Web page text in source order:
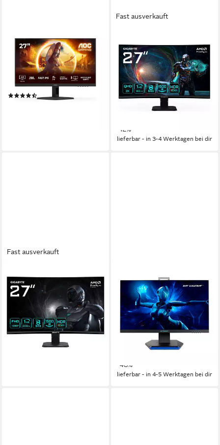
27G4HRE Gaming-Monitor
68,6 cm/ 27 Zoll Diagonale
1920 x 1080 px, Full HD Auflösung
0,5 ms Reaktionszeit
Produktdatenblatt
(3)
Fast ausverkauft
GS27QCA Curved-Gaming-
LED-Monitor
68,5 cm/ 27 Zoll
Diagonale
2560 x 1440 px, Quad HD
Auflösung
1 ms Reaktionszeit
Produktdatenblatt
UVP169,00 €
-12%
lieferbar - in 3-4 Werktagen bei dir
Fast ausverkauft
GS27FCA Curved-Gaming-
Monitor
68,6 cm/ 27 Zoll Diagonale
1920 x 1080 px, FHD Auflösung
1 ms Reaktionszeit
Produktdatenblatt
X40 (MD21725) Gaming-
Monitor
62.2 cm/ 24.5 Zoll Diagonale
1920x1080 px, 1080p Full HD Auflösung
1 ms Reaktionszeit
Produktdatenblatt
129,95 € UVP249,95 €
-48%
lieferbar - in 4-5 Werktagen bei dir